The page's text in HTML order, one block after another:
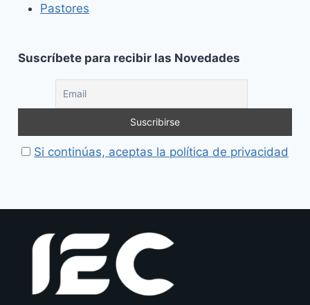
Pastores
Suscríbete para recibir las Novedades
Si continúas, aceptas la política de privacidad